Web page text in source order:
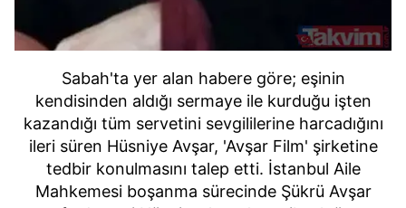
Sabah'ta yer alan habere göre; eşinin
kendisinden aldığı sermaye ile kurduğu işten
kazandığı tüm servetini sevgililerine harcadığını
ileri süren Hüsniye Avşar, 'Avşar Film' şirketine
tedbir konulmasını talep etti. İstanbul Aile
Mahkemesi boşanma sürecinde Şükrü Avşar